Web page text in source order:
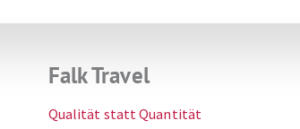
Falk Travel
Qualität statt Quantität